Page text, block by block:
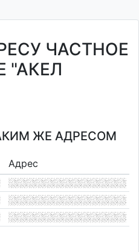
ЧАСТНОЕ
"АКЕЛ
ЖЕ АДРЕСОМ
Адрес